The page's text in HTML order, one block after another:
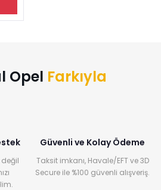
Opel Farkıyla
Güvenli ve Kolay Ödeme
Taksit imkanı, Havale/EFT ve 3D
Secure ile %100 güvenli alışveriş.